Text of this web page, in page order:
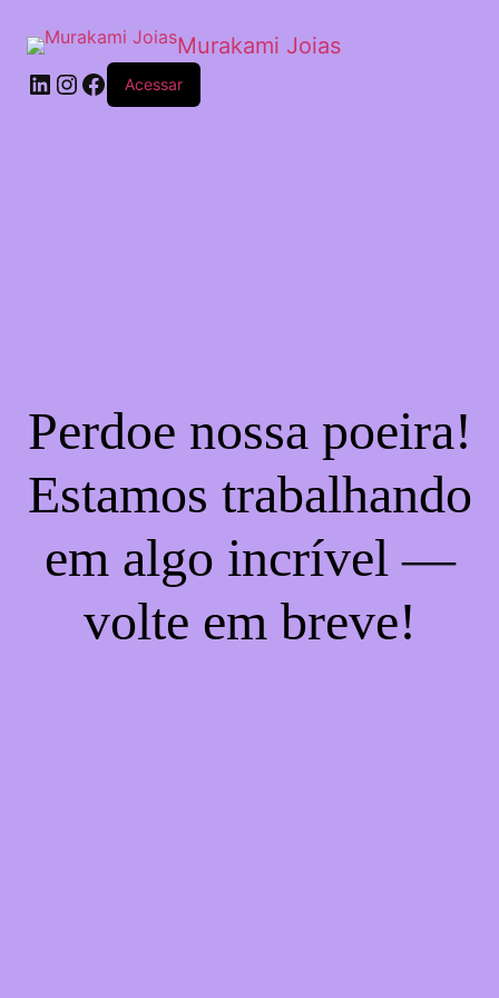
Murakami Joias
Acessar
Perdoe nossa poeira!
Estamos trabalhando
em algo incrível —
volte em breve!